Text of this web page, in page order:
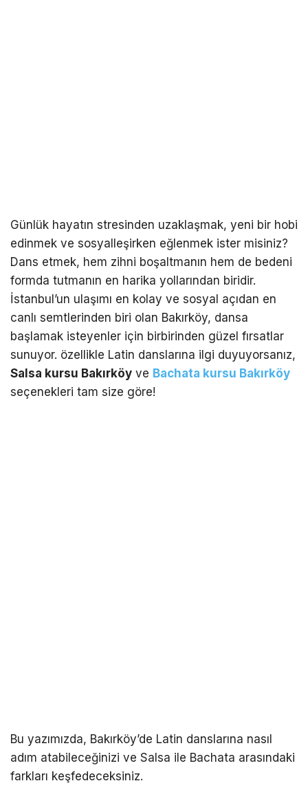
Günlük hayatın stresinden uzaklaşmak, yeni bir hobi
edinmek ve sosyalleşirken eğlenmek ister misiniz?
Dans etmek, hem zihni boşaltmanın hem de bedeni
formda tutmanın en harika yollarından biridir.
İstanbul’un ulaşımı en kolay ve sosyal açıdan en
canlı semtlerinden biri olan Bakırköy, dansa
başlamak isteyenler için birbirinden güzel fırsatlar
sunuyor. özellikle Latin danslarına ilgi duyuyorsanız,
Salsa kursu Bakırköy ve Bachata kursu Bakırköy
seçenekleri tam size göre!
Bu yazımızda, Bakırköy’de Latin danslarına nasıl
adım atabileceğinizi ve Salsa ile Bachata arasındaki
farkları keşfedeceksiniz.